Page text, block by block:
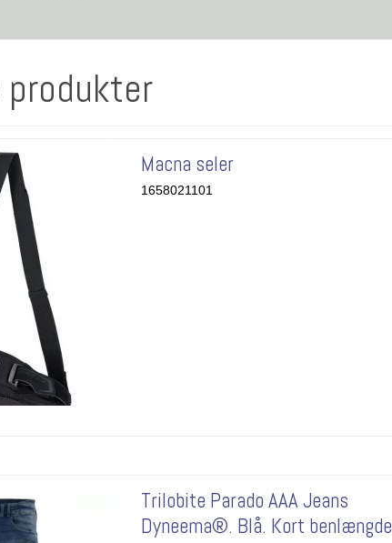
produkter
Macna seler
1658021101
Trilobite Parado AAA Jeans
Dyneema®. Blå. Kort benlængde